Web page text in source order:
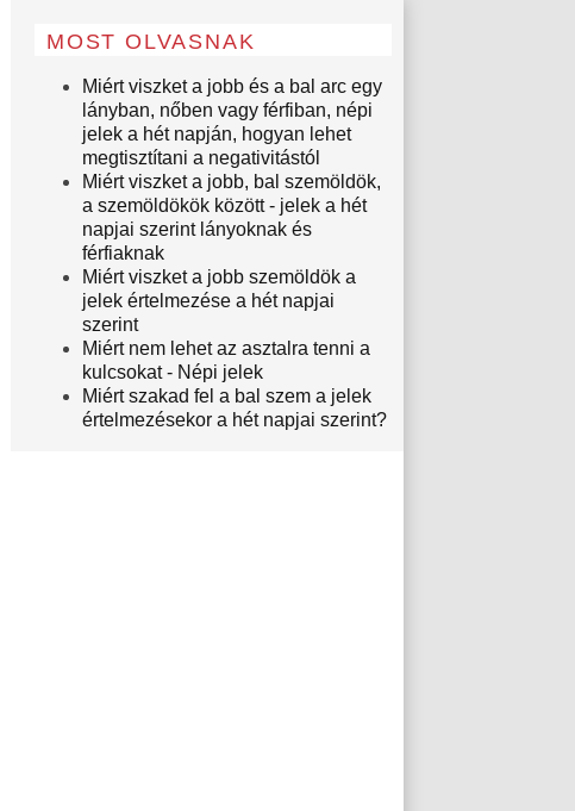
MOST OLVASNAK
Miért viszket a jobb és a bal arc egy
lányban, nőben vagy férfiban, népi
jelek a hét napján, hogyan lehet
megtisztítani a negativitástól
Miért viszket a jobb, bal szemöldök,
a szemöldökök között - jelek a hét
napjai szerint lányoknak és
férfiaknak
Miért viszket a jobb szemöldök a
jelek értelmezése a hét napjai
szerint
Miért nem lehet az asztalra tenni a
kulcsokat - Népi jelek
Miért szakad fel a bal szem a jelek
értelmezésekor a hét napjai szerint?